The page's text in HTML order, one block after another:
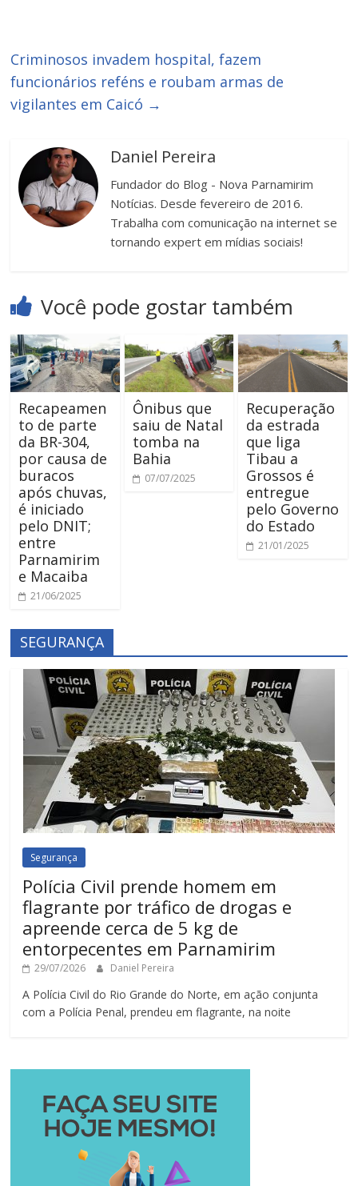
Criminosos invadem hospital, fazem
funcionários reféns e roubam armas de
vigilantes em Caicó →
Daniel Pereira
Fundador do Blog - Nova Parnamirim
Notícias. Desde fevereiro de 2016.
Trabalha com comunicação na internet se
tornando expert em mídias sociais!
Você pode gostar também
Recapeamen
to de parte
da BR-304,
por causa de
buracos
após chuvas,
é iniciado
pelo DNIT;
entre
Parnamirim
e Macaiba
21/06/2025
Ônibus que
saiu de Natal
tomba na
Bahia
07/07/2025
Recuperação
da estrada
que liga
Tibau a
Grossos é
entregue
pelo Governo
do Estado
21/01/2025
SEGURANÇA
Segurança
Polícia Civil prende homem em
flagrante por tráfico de drogas e
apreende cerca de 5 kg de
entorpecentes em Parnamirim
29/07/2026 Daniel Pereira
A Polícia Civil do Rio Grande do Norte, em ação conjunta
com a Polícia Penal, prendeu em flagrante, na noite